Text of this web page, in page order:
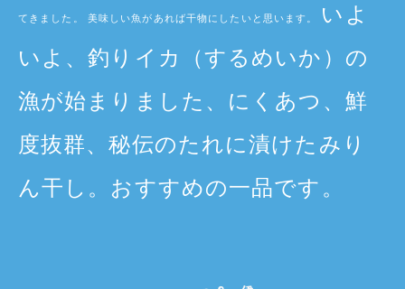
てきました。 美味しい魚があれば干物にしたいと思います。
いよ
いよ、釣りイカ（するめいか）の
漁が始まりました、にくあつ、鮮
度抜群、秘伝のたれに漬けたみり
ん干し。おすすめの一品です。